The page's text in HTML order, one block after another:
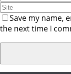
Save my name,
the next time I